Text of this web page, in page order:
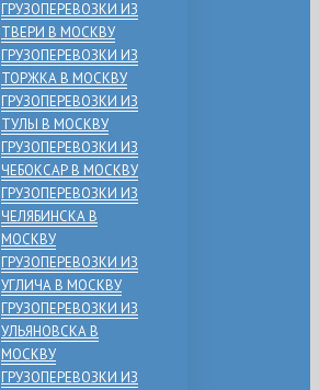
ГРУЗОПЕРЕВОЗКИ ИЗ
ТВЕРИ В МОСКВУ
ГРУЗОПЕРЕВОЗКИ ИЗ
ТОРЖКА В МОСКВУ
ГРУЗОПЕРЕВОЗКИ ИЗ
ТУЛЫ В МОСКВУ
ГРУЗОПЕРЕВОЗКИ ИЗ
ЧЕБОКСАР В МОСКВУ
ГРУЗОПЕРЕВОЗКИ ИЗ
ЧЕЛЯБИНСКА В
МОСКВУ
ГРУЗОПЕРЕВОЗКИ ИЗ
УГЛИЧА В МОСКВУ
ГРУЗОПЕРЕВОЗКИ ИЗ
УЛЬЯНОВСКА В
МОСКВУ
ГРУЗОПЕРЕВОЗКИ ИЗ